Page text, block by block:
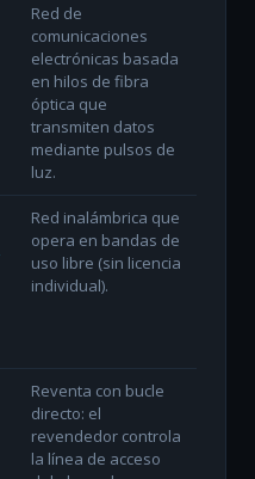
Red de
comunicaciones
electrónicas basada
en hilos de fibra
óptica que
transmiten datos
mediante pulsos de
luz.
Red inalámbrica que
opera en bandas de
uso libre (sin licencia
individual).
Reventa con bucle
directo: el
revendedor controla
la línea de acceso